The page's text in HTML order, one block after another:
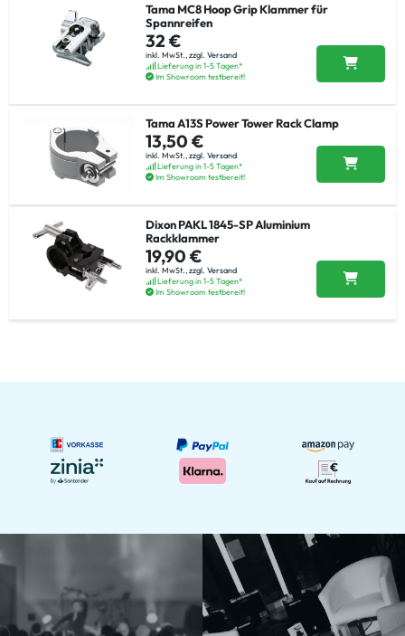
Tama MC8 Hoop Grip Klammer für
Spannreifen
32 €
inkl. MwSt., zzgl. Versand
Lieferung in 1-5 Tagen*
Im Showroom testbereit!
Tama A13S Power Tower Rack Clamp
13,50 €
inkl. MwSt.,zzgl. Versand
Lieferung in 1-5 Tagen*
Im Showroom testbereit!
Dixon PAKL 1845-SP Aluminium
Rackklammer
19,90 €
inkl. MwSt., zzgl. Versand
Lieferung in 1-5 Tagen*
Im Showroom testbereit!